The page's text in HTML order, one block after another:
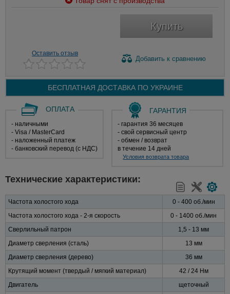
Купить
Оставить отзыв
Добавить к сравнению
БЕСПЛАТНАЯ ДОСТАВКА ПО УКРАИНЕ
ОПЛАТА
- наличными
- Visa / MasterCard
- наложенный платеж
- банковский перевод (с НДС)
ГАРАНТИЯ
- гарантия 36 месяцев
- свой сервисный центр
- обмен / возврат
в течение 14 дней
Условия возврата товара
Технические характеристики:
Частота холостого хода
0 - 400 об./мин
Частота холостого хода - 2-я скорость
0 - 1400 об./мин
Сверлильный патрон
1,5 - 13 мм
Диаметр сверления (сталь)
13 мм
Диаметр сверления (дерево)
36 мм
Крутящий момент (твердый / мягкий материал)
42 / 24 Нм
Двигатель
щеточный